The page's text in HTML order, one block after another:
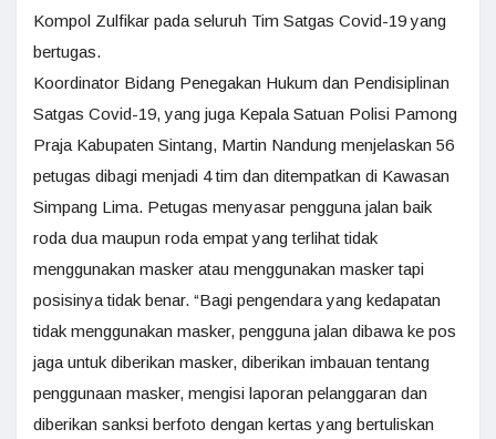
Kompol Zulfikar pada seluruh Tim Satgas Covid-19 yang
bertugas.
Koordinator Bidang Penegakan Hukum dan Pendisiplinan
Satgas Covid-19, yang juga Kepala Satuan Polisi Pamong
Praja Kabupaten Sintang, Martin Nandung menjelaskan 56
petugas dibagi menjadi 4 tim dan ditempatkan di Kawasan
Simpang Lima. Petugas menyasar pengguna jalan baik
roda dua maupun roda empat yang terlihat tidak
menggunakan masker atau menggunakan masker tapi
posisinya tidak benar. “Bagi pengendara yang kedapatan
tidak menggunakan masker, pengguna jalan dibawa ke pos
jaga untuk diberikan masker, diberikan imbauan tentang
penggunaan masker, mengisi laporan pelanggaran dan
diberikan sanksi berfoto dengan kertas yang bertuliskan